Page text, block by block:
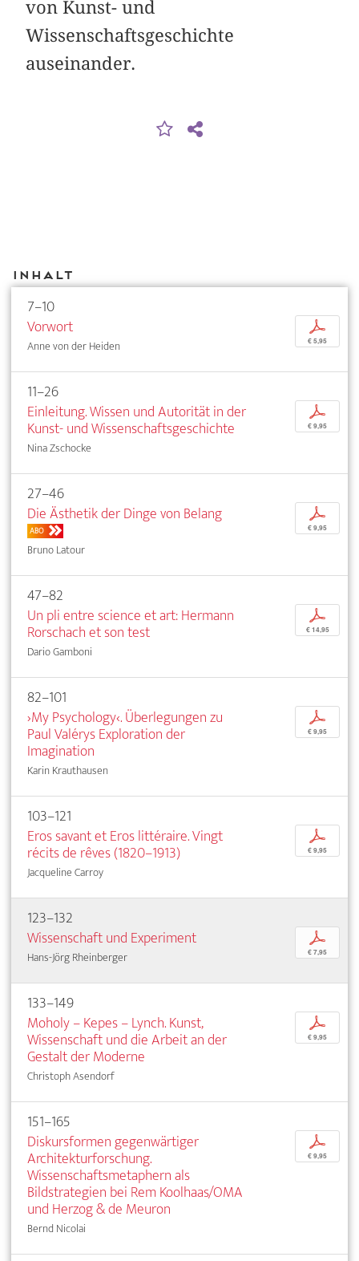
von Kunst- und
Wissenschaftsgeschichte
auseinander.
Inhalt
7–10
Vorwort
Anne von der Heiden
p
€ 5,95
11–26
Einleitung. Wissen und Autorität in der
Kunst- und Wissenschaftsgeschichte
Nina Zschocke
p
€ 9,95
27–46
Die Ästhetik der Dinge von Belang
ABO
Bruno Latour
p
€ 9,95
47–82
Un pli entre science et art: Hermann
Rorschach et son test
Dario Gamboni
p
€ 14,95
82–101
›My Psychology‹. Überlegungen zu
Paul Valérys Exploration der
Imagination
Karin Krauthausen
p
€ 9,95
103–121
Eros savant et Eros littéraire. Vingt
récits de rêves (1820–1913)
Jacqueline Carroy
p
€ 9,95
123–132
Wissenschaft und Experiment
Hans-Jörg Rheinberger
p
€ 7,95
133–149
Moholy – Kepes – Lynch. Kunst,
Wissenschaft und die Arbeit an der
Gestalt der Moderne
Christoph Asendorf
p
€ 9,95
151–165
Diskursformen gegenwärtiger
Architekturforschung.
Wissenschaftsmetaphern als
Bildstrategien bei Rem Koolhaas/OMA
und Herzog & de Meuron
Bernd Nicolai
p
€ 9,95